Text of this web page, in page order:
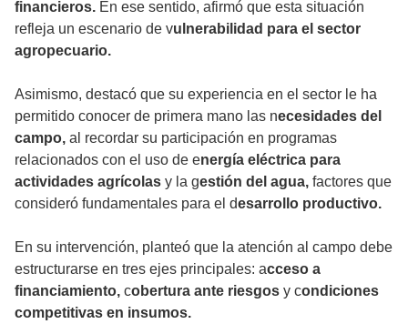
financieros. En ese sentido, afirmó que esta situación
refleja un escenario de vulnerabilidad para el sector
agropecuario.
Asimismo, destacó que su experiencia en el sector le ha
permitido conocer de primera mano las necesidades del
campo, al recordar su participación en programas
relacionados con el uso de energía eléctrica para
actividades agrícolas y la gestión del agua, factores que
consideró fundamentales para el desarrollo productivo.
En su intervención, planteó que la atención al campo debe
estructurarse en tres ejes principales: acceso a
financiamiento, cobertura ante riesgos y condiciones
competitivas en insumos.